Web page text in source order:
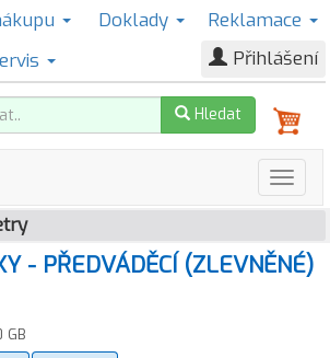
Doklady
Reklamace
Přihlášení
Hledat
- PŘEDVÁDĚCÍ (ZLEVNĚNÉ)
GB